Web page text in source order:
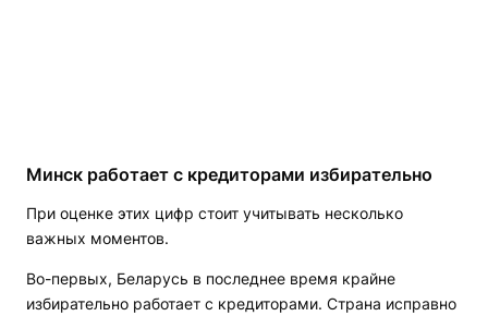
Минск работает с кредиторами избирательно
При оценке этих цифр стоит учитывать несколько
важных моментов.
Во-первых, Беларусь в последнее время крайне
избирательно работает с кредиторами. Страна исправно